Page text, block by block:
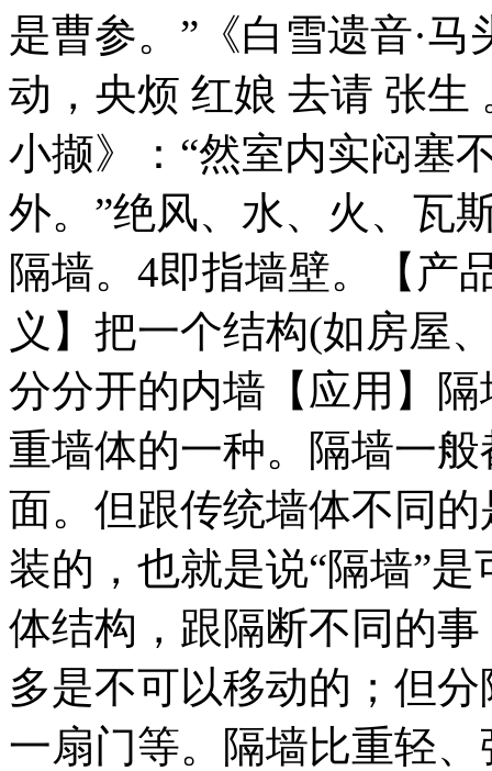
是曹参。”《白雪遗音·
动，央烦 红娘 去请 张生
小撷》：“然室内实闷塞
外。”绝风、水、火、瓦
隔墙。4即指墙壁。【产
义】把一个结构(如房屋
分分开的内墙【应用】
重墙体的一种。隔墙一
面。但跟传统墙体不同
装的，也就是说“隔墙”
体结构，跟隔断不同的
多是不可以移动的；但
一扇门等。隔墙比重轻